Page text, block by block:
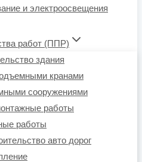
и электроосвещения
работ (ППР)
здания
кранами
сооружениями
работы
работы
авто дорог